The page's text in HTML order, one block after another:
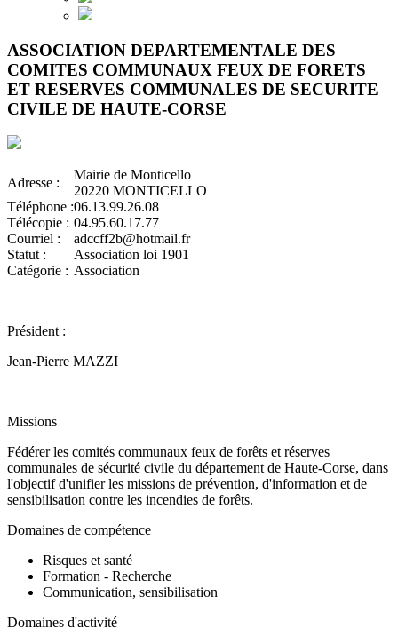
ASSOCIATION DEPARTEMENTALE DES
COMITES COMMUNAUX FEUX DE FORETS
ET RESERVES COMMUNALES DE SECURITE
CIVILE DE HAUTE-CORSE
Adresse :
Mairie de Monticello
20220 MONTICELLO
Téléphone :06.13.99.26.08
Télécopie : 04.95.60.17.77
Courriel :
adccff2b@hotmail.fr
Statut :
Association loi 1901
Catégorie : Association
Président :
Jean-Pierre MAZZI
Missions
Fédérer les comités communaux feux de forêts et réserves
communales de sécurité civile du département de Haute-Corse, dans
l'objectif d'unifier les missions de prévention, d'information et de
sensibilisation contre les incendies de forêts.
Domaines de compétence
Risques et santé
Formation - Recherche
Communication, sensibilisation
Domaines d'activité